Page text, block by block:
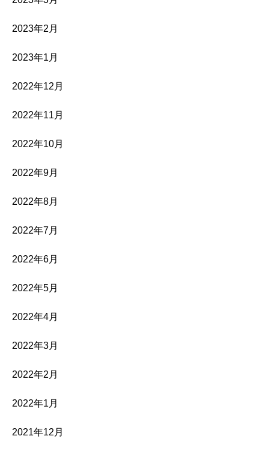
2023年2月
2023年1月
2022年12月
2022年11月
2022年10月
2022年9月
2022年8月
2022年7月
2022年6月
2022年5月
2022年4月
2022年3月
2022年2月
2022年1月
2021年12月